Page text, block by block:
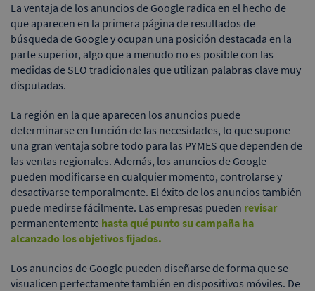
La ventaja de los anuncios de Google radica en el hecho de
que aparecen en la primera página de resultados de
búsqueda de Google y ocupan una posición destacada en la
parte superior, algo que a menudo no es posible con las
medidas de SEO tradicionales que utilizan palabras clave muy
disputadas.
La región en la que aparecen los anuncios puede
determinarse en función de las necesidades, lo que supone
una gran ventaja sobre todo para las PYMES que dependen de
las ventas regionales. Además, los anuncios de Google
pueden modificarse en cualquier momento, controlarse y
desactivarse temporalmente. El éxito de los anuncios también
puede medirse fácilmente. Las empresas pueden revisar
permanentemente hasta qué punto su campaña ha
alcanzado los objetivos fijados.
Los anuncios de Google pueden diseñarse de forma que se
visualicen perfectamente también en dispositivos móviles. De